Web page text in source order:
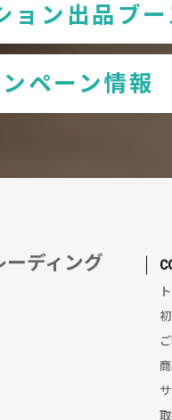
ョン出品ブー
ペーン情報
ディング